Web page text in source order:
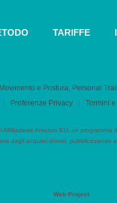
TARIFFE
e Postura, Personal
Preferenze Privacy Termini
Affiliazione Amazon EU, un
dagli acquisti idonei, pubblicizzando
Web Project